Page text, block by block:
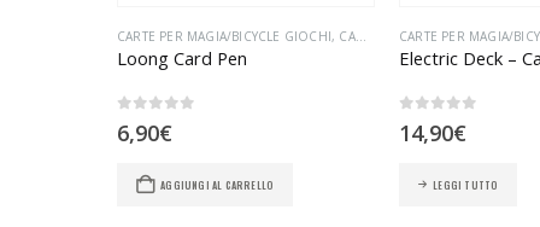
CARTE PER MAGIA/BICYCLE GIOCHI, CARTE PER MAGIA/GIOCHI CON CARTE
Loong Card Pen
6,90€
AGGIUNGI AL CARRELLO
CARTE PER MAGIA/
Electric Deck –
14,90€
LEGGI TUTTO